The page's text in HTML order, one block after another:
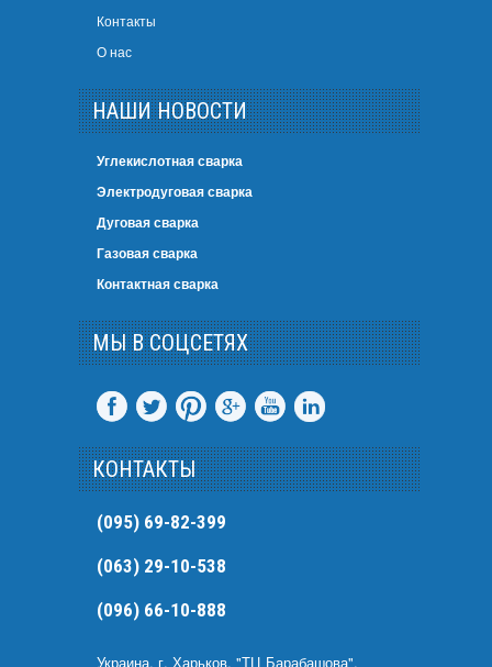
Контакты
О нас
НАШИ НОВОСТИ
Углекислотная сварка
Электродуговая сварка
Дуговая сварка
Газовая сварка
Контактная сварка
МЫ В СОЦСЕТЯХ
КОНТАКТЫ
(095) 69-82-399
(063) 29-10-538
(096) 66-10-888
Украина, г. Харьков, "ТЦ Барабашова",